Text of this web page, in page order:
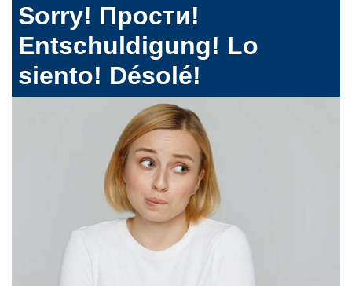
Sorry! Прости!
Entschuldigung! Lo
siento! Désolé!